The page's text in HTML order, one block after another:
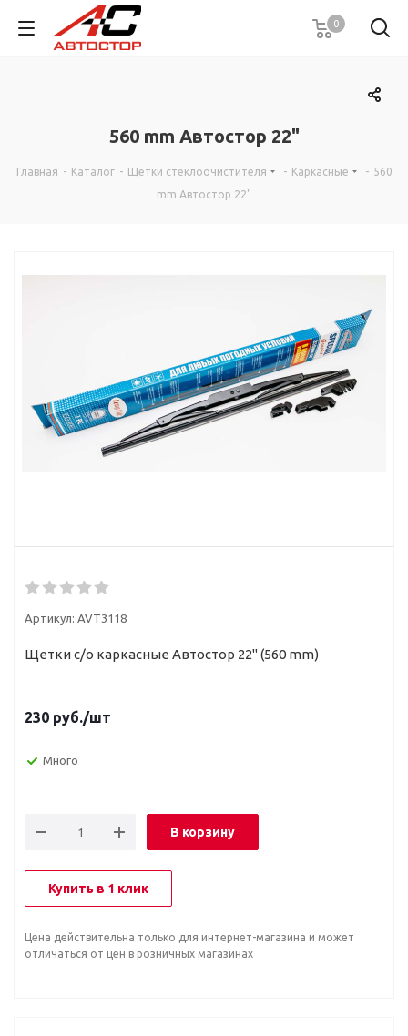
0
560 mm Автостор 22"
Главная - Каталог - Щетки стеклоочистителя - Каркасные - 560
mm Автостор 22"
Артикул: AVT3118
Щетки с/о каркасные Автостор 22" (560 mm)
230 руб./шт
Много
В корзину
Купить в 1 клик
Цена действительна только для интернет-магазина и может
отличаться от цен в розничных магазинах